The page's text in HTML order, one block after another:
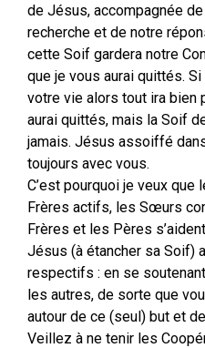
de Jésus, accompagnée
recherche et de notre
cette Soif gardera notre
que je vous aurai quittés.
votre vie alors tout ira bien
aurai quittés, mais la Soif
jamais. Jésus assoiffé
toujours avec vous.
C’est pourquoi je veux
Frères actifs, les Sœurs
Frères et les Pères
Jésus (à étancher sa Soif)
respectifs : en se
les autres, de sorte que
autour de ce (seul) but et
Veillez à ne tenir les